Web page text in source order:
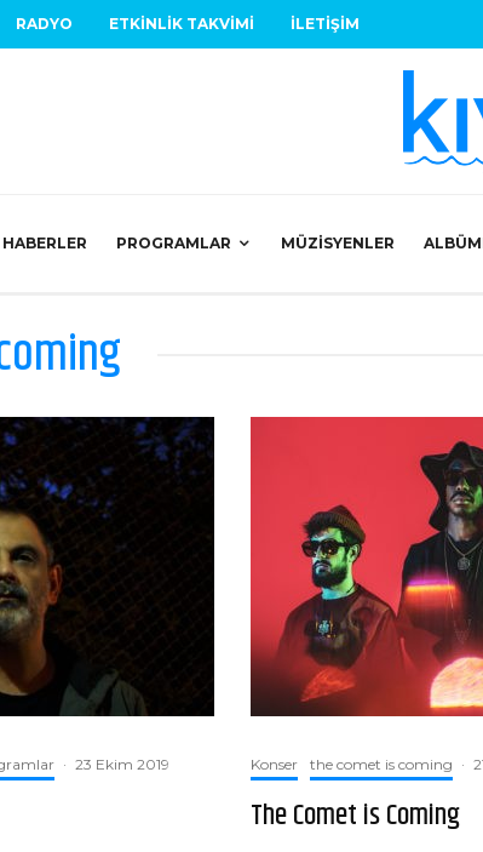
RADYO ETKINLIK TAKVIMI İLETIŞIM
HABERLER PROGRAMLAR MÜZISYENLER
· 23 Ekim 2019 Konser the comet is coming ·
The Comet is Coming